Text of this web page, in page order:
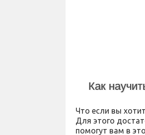
Как
Что если вы
Для этого
помогут вам в